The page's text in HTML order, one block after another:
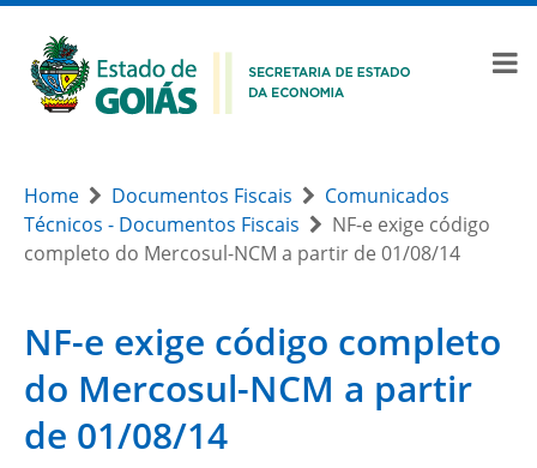
Home Documentos Fiscais
Comunicados
Técnicos - Documentos Fiscais
NF-e exige código
completo do Mercosul-NCM a partir de 01/08/14
NF-e exige código completo
do Mercosul-NCM a partir
de 01/08/14